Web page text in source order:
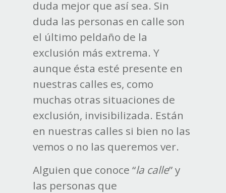
duda mejor que así sea. Sin
duda las personas en calle son
el último peldaño de la
exclusión más extrema. Y
aunque ésta esté presente en
nuestras calles es, como
muchas otras situaciones de
exclusión, invisibilizada. Están
en nuestras calles si bien no las
vemos o no las queremos ver.
Alguien que conoce “la calle” y
las personas que